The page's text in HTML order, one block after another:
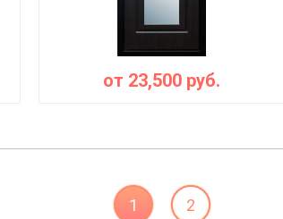
от 23,500 руб.
1 2